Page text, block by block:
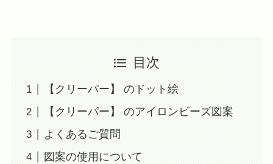
目次
【クリーパー】 のドット絵
【クリーパー】 のアイロンビーズ図案
よくあるご質問
図案の使用について